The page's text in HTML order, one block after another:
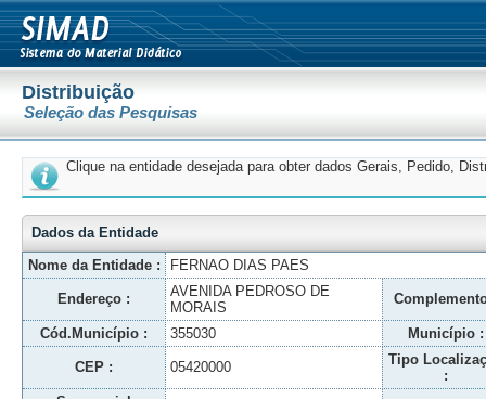
Distribuição
Seleção das Pesquisas
Clique na entidade desejada para obter dados Gerais, Pedido,
Dados da Entidade
Nome da Entidade :
FERNAO DIAS PAES
Endereço :
AVENIDA PEDROSO DE
MORAIS
Cód.Município : 355030 Município :
CEP : 05420000
Tipo
: